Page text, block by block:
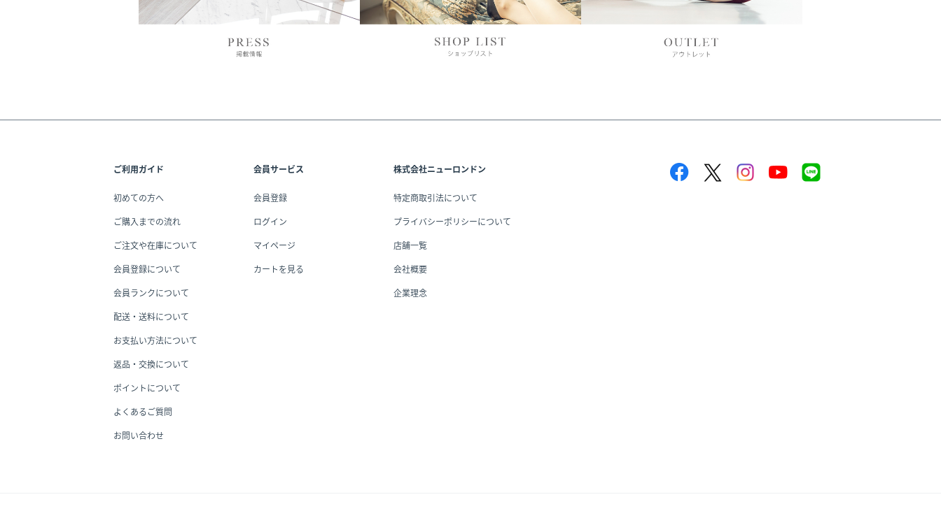
ご利用ガイド
初めての方へ
ご購入までの流れ
ご注文や在庫について
会員登録について
会員ランクについて
配送・送料について
お支払い方法について
返品・交換について
ポイントについて
よくあるご質問
お問い合わせ
会員サービス
会員登録
ログイン
マイページ
カートを見る
株式会社ニューロンドン
特定商取引法について
プライバシーポリシーについて
店舗一覧
会社概要
企業理念